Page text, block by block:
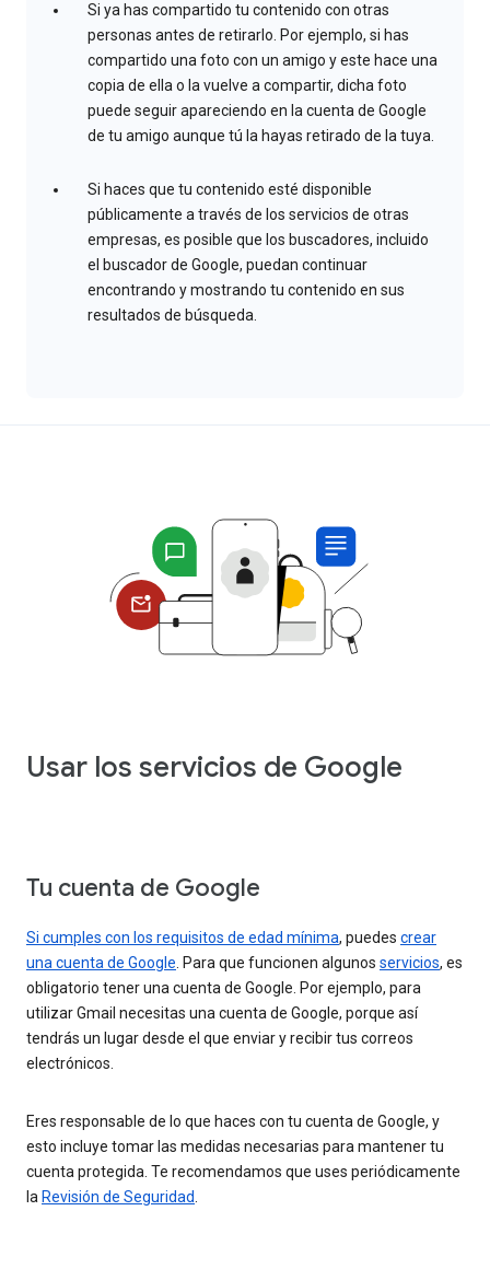
Si ya has compartido tu contenido con otras
personas antes de retirarlo. Por ejemplo, si has
compartido una foto con un amigo y este hace una
copia de ella o la vuelve a compartir, dicha foto
puede seguir apareciendo en la cuenta de Google
de tu amigo aunque tú la hayas retirado de la tuya.
Si haces que tu contenido esté disponible
públicamente a través de los servicios de otras
empresas, es posible que los buscadores, incluido
el buscador de Google, puedan continuar
encontrando y mostrando tu contenido en sus
resultados de búsqueda.
Usar los servicios de Google
Tu cuenta de Google
Si cumples con los requisitos de edad mínima, puedes crear
una cuenta de Google. Para que funcionen algunos servicios, es
obligatorio tener una cuenta de Google. Por ejemplo, para
utilizar Gmail necesitas una cuenta de Google, porque así
tendrás un lugar desde el que enviar y recibir tus correos
electrónicos.
Eres responsable de lo que haces con tu cuenta de Google, y
esto incluye tomar las medidas necesarias para mantener tu
cuenta protegida. Te recomendamos que uses periódicamente
la Revisión de Seguridad.